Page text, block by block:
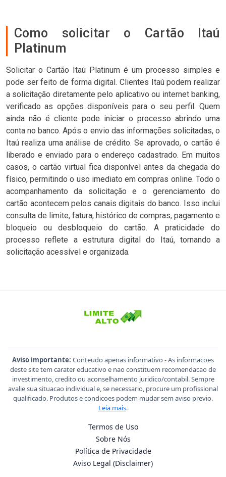
Como solicitar o Cartão Itaú
Platinum
Solicitar o Cartão Itaú Platinum é um processo simples e
pode ser feito de forma digital. Clientes Itaú podem realizar
a solicitação diretamente pelo aplicativo ou internet banking,
verificado as opções disponíveis para o seu perfil. Quem
ainda não é cliente pode iniciar o processo abrindo uma
conta no banco. Após o envio das informações solicitadas, o
Itaú realiza uma análise de crédito. Se aprovado, o cartão é
liberado e enviado para o endereço cadastrado. Em muitos
casos, o cartão virtual fica disponível antes da chegada do
físico, permitindo o uso imediato em compras online. Todo o
acompanhamento da solicitação e o gerenciamento do
cartão acontecem pelos canais digitais do banco. Isso inclui
consulta de limite, fatura, histórico de compras, pagamento e
bloqueio ou desbloqueio do cartão. A praticidade do
processo reflete a estrutura digital do Itaú, tornando a
solicitação acessível e organizada.
Aviso importante: Conteudo apenas informativo - As informacoes
deste site tem carater educativo e nao constituem recomendacao de
investimento, credito ou aconselhamento juridico/contabil. Sempre
avalie sua situacao individual e, se necessario, procure um profissional
qualificado. Produtos e condicoes podem mudar sem aviso previo.
Leia mais.
Termos de Uso
Sobre Nós
Política de Privacidade
Aviso Legal (Disclaimer)